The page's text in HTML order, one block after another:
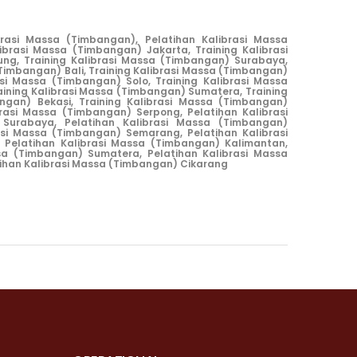
Massa (Timbangan), Pelatihan Kalibrasi Massa
Massa (Timbangan) Jakarta, Training Kalibrasi
Training Kalibrasi Massa (Timbangan) Surabaya,
Bali, Training Kalibrasi Massa (Timbangan)
Massa (Timbangan) Solo, Training Kalibrasi Massa
Kalibrasi Massa (Timbangan) Sumatera, Training
Bekasi, Training Kalibrasi Massa (Timbangan)
Massa (Timbangan) Serpong, Pelatihan Kalibrasi
Pelatihan Kalibrasi Massa (Timbangan)
Massa (Timbangan) Semarang, Pelatihan Kalibrasi
Pelatihan Kalibrasi Massa (Timbangan) Kalimantan,
(Timbangan) Sumatera, Pelatihan Kalibrasi Massa
Kalibrasi Massa (Timbangan) Cikarang